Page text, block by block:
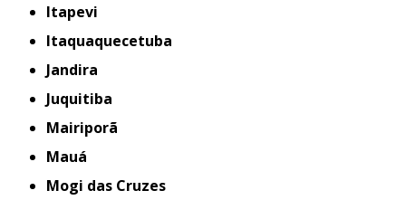
Itapevi
Itaquaquecetuba
Jandira
Juquitiba
Mairiporã
Mauá
Mogi das Cruzes